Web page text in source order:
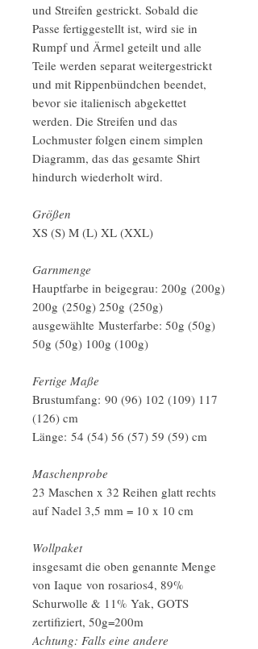
und Streifen gestrickt. Sobald die
Passe fertiggestellt ist, wird sie in
Rumpf und Ärmel geteilt und alle
Teile werden separat weitergestrickt
und mit Rippenbündchen beendet,
bevor sie italienisch abgekettet
werden. Die Streifen und das
Lochmuster folgen einem simplen
Diagramm, das das gesamte Shirt
hindurch wiederholt wird.
Größen
XS (S) M (L) XL (XXL)
Garnmenge
Hauptfarbe in beigegrau: 200g (200g)
200g (250g) 250g (250g)
ausgewählte Musterfarbe: 50g (50g)
50g (50g) 100g (100g)
Fertige Maße
Brustumfang: 90 (96) 102 (109) 117
(126) cm
Länge: 54 (54) 56 (57) 59 (59) cm
Maschenprobe
23 Maschen x 32 Reihen glatt rechts
auf Nadel 3,5 mm = 10 x 10 cm
Wollpaket
insgesamt die oben genannte Menge
von Iaque von rosarios4, 89%
Schurwolle & 11% Yak, GOTS
zertifiziert, 50g=200m
Achtung: Falls eine andere